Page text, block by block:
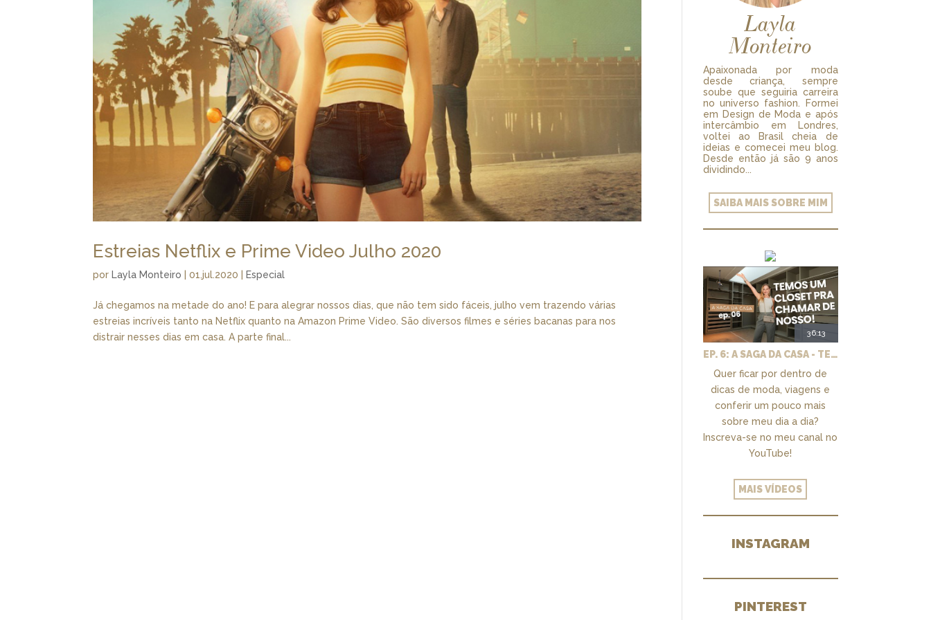
Estreias Netflix e Prime Video Julho 2020
porLayla Monteiro |01.jul.2020 |Especial
Já chegamos na metade do ano! E para alegrar nossos dias, que não tem sido fáceis, julho vem trazendo várias
estreias incríveis tanto na Netflix quanto na Amazon Prime Video. São diversos filmes e séries bacanas para nos
distrair nesses dias em casa. A parte final...
Layla
Monteiro
Apaixonada por moda
desde criança, sempre
soube que seguiria carreira
no universo fashion. Formei
em Design de Moda e após
intercâmbio em Londres,
voltei ao Brasil cheia de
ideias e comecei meu blog.
Desde então já são 9 anos
dividindo...
SAIBA MAIS SOBRE MIM
36:13
EP. 6: A SAGA DA CASA - TEMOS UM CLOSET PRA CHAMAR DE NOSSO + MARCENARIA E PAISAGISMO
Quer ficar por dentro de
dicas de moda, viagens e
conferir um pouco mais
sobre meu dia a dia?
Inscreva-se no meu canal no
YouTube!
MAIS VÍDEOS
INSTAGRAM
PINTEREST